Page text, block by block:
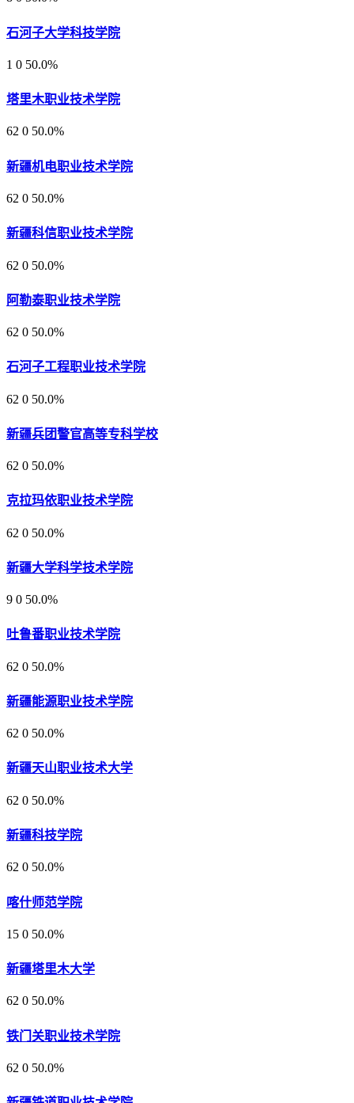
石河子大学科技学院
1 0 50.0%
塔里木职业技术学院
62 0 50.0%
新疆机电职业技术学院
62 0 50.0%
新疆科信职业技术学院
62 0 50.0%
阿勒泰职业技术学院
62 0 50.0%
石河子工程职业技术学院
62 0 50.0%
新疆兵团警官高等专科学校
62 0 50.0%
克拉玛依职业技术学院
62 0 50.0%
新疆大学科学技术学院
9 0 50.0%
吐鲁番职业技术学院
62 0 50.0%
新疆能源职业技术学院
62 0 50.0%
新疆天山职业技术大学
62 0 50.0%
新疆科技学院
62 0 50.0%
喀什师范学院
15 0 50.0%
新疆塔里木大学
62 0 50.0%
铁门关职业技术学院
62 0 50.0%